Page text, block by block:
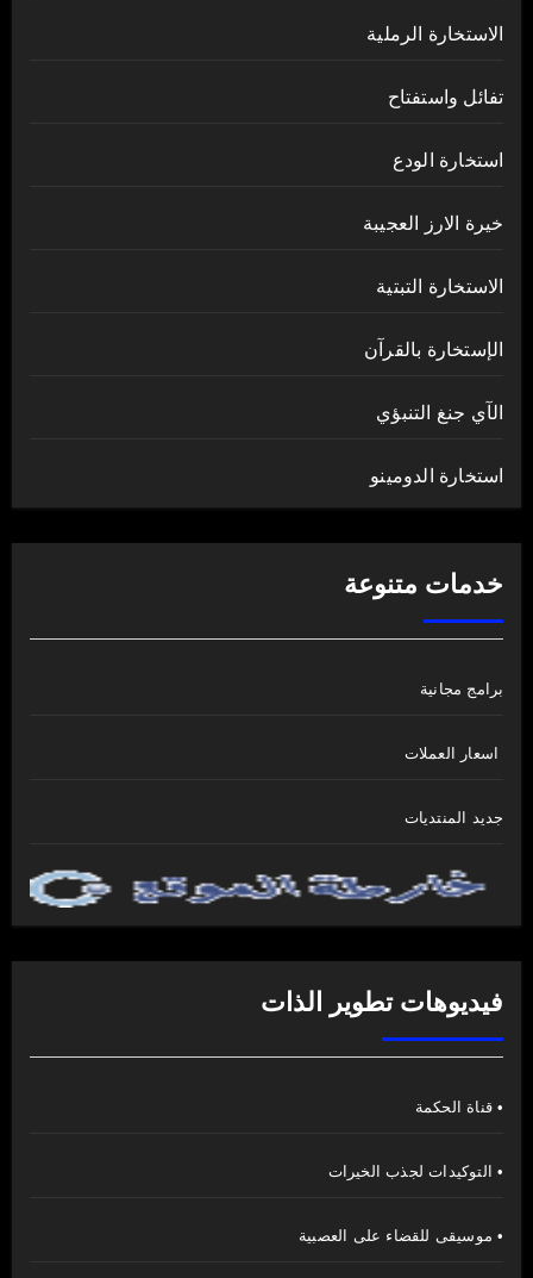
الاستخارة الرملية
تفائل واستفتاح
استخارة الودع
خيرة الارز العجيبة
الاستخارة التبتية
الإستخارة بالقرآن
الآي جنغ التنبؤي
استخارة الدومينو
خدمات متنوعة
برامج مجانية
اسعار العملات
جديد المنتديات
فيديوهات تطوير الذات
• قناة الحكمة
• التوكيدات لجذب الخيرات
• موسيقى للقضاء على العصبية